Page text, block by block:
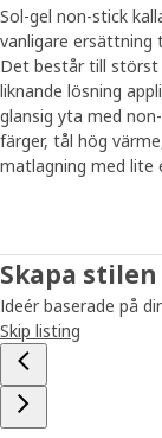
Sol-gel non-stick
vanligare ersättning
Det består till störst
liknande lösning
glansig yta med
färger, tål hög
matlagning med lite
Skapa stilen
Ideér baserade på
Skip listing